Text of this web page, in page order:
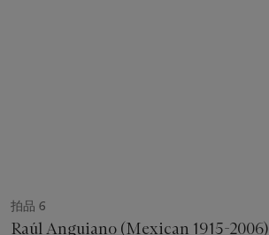
拍品 6
Raúl Anguiano (Mexican 1915-2006)